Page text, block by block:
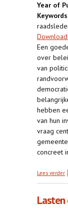
Year of
Keywords
Een
over
van
hebben
van hun
vraag
concreet
Lees verder
Lasten